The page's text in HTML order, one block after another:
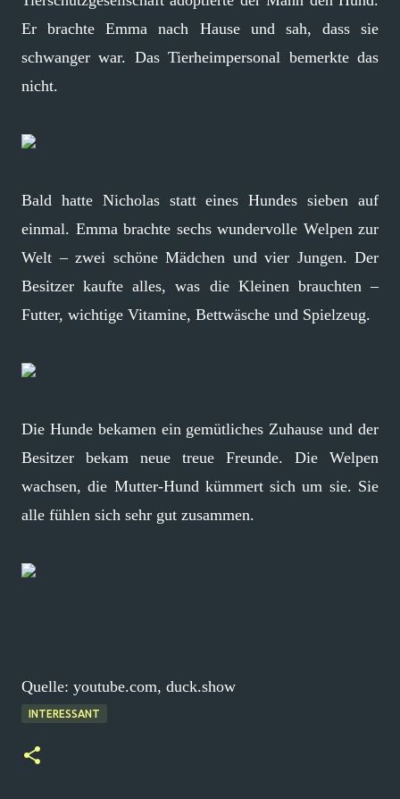
Er brachte Emma nach Hause und sah, dass sie
schwanger war. Das Tierheimpersonal bemerkte das
nicht.
Bald hatte Nicholas statt eines Hundes sieben auf
einmal. Emma brachte sechs wundervolle Welpen zur
Welt – zwei schöne Mädchen und vier Jungen. Der
Besitzer kaufte alles, was die Kleinen brauchten –
Futter, wichtige Vitamine, Bettwäsche und Spielzeug.
Die Hunde bekamen ein gemütliches Zuhause und der
Besitzer bekam neue treue Freunde. Die Welpen
wachsen, die Mutter-Hund kümmert sich um sie. Sie
alle fühlen sich sehr gut zusammen.
Quelle: youtube.com, duck.show
INTERESSANT